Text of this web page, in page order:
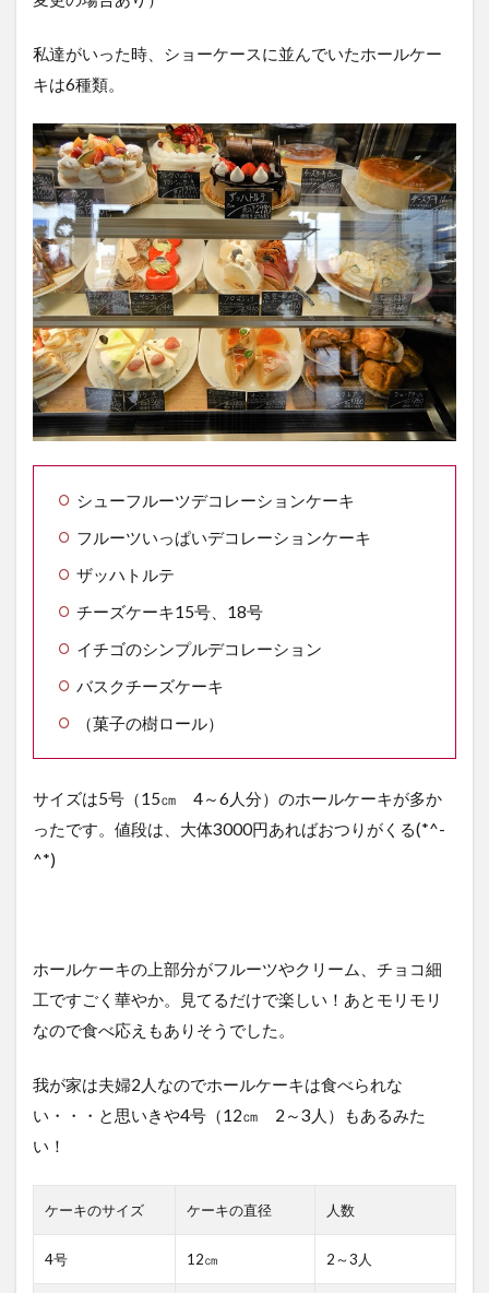
アク
ス・
店舗
情報
5
ま
と
め
私達がいった時、ショーケースに並んでいたホールケー
キは6種類。
シューフルーツデコレーションケーキ
フルーツいっぱいデコレーションケーキ
ザッハトルテ
チーズケーキ15号、18号
イチゴのシンプルデコレーション
バスクチーズケーキ
（菓子の樹ロール）
サイズは5号（15㎝ 4～6人分）のホールケーキが多か
ったです。値段は、大体3000円あればおつりがくる(*^-
^*)
ホールケーキの上部分がフルーツやクリーム、チョコ細
工ですごく華やか。見てるだけで楽しい！あとモリモリ
なので食べ応えもありそうでした。
我が家は夫婦2人なのでホールケーキは食べられな
い・・・と思いきや4号（12㎝ 2～3人）もあるみた
い！
ケーキのサイズ ケーキの直径 人数
4号 12㎝ 2～3人